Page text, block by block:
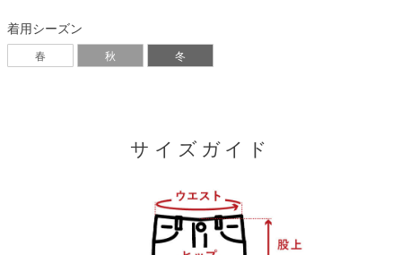
着用シーズン
春 秋 冬
サイズガイド